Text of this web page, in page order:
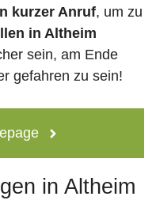
kurzer Anruf, um zu
in Altheim
sein, am Ende
gefahren zu sein!
in Altheim